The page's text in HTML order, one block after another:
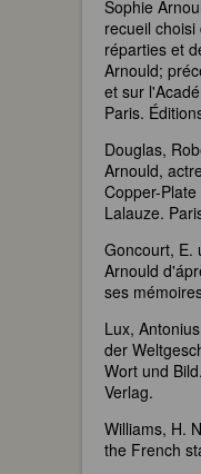
Sophie
recueil
réparties et
Arnould;
et sur
Paris.
Douglas,
Arnould,
Copper-
Lalauze.
Goncourt, E.
Arnould
ses
Lux,
der
Wort und
Verlag.
Williams, H.
the French